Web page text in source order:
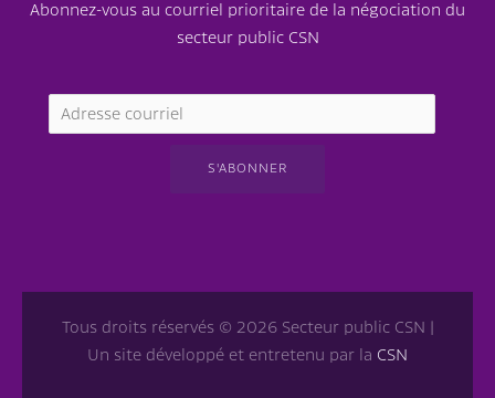
Abonnez-vous au courriel prioritaire de la négociation du
secteur public CSN
Tous droits réservés © 2026 Secteur public CSN |
Un site développé et entretenu par la CSN